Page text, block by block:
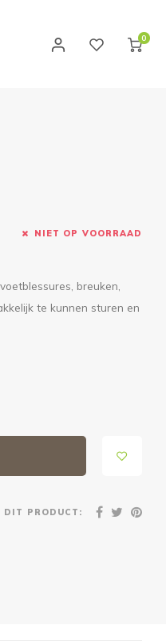
0
NIET OP VOORRAAD
breuken,
te kunnen sturen en
DIT PRODUCT: